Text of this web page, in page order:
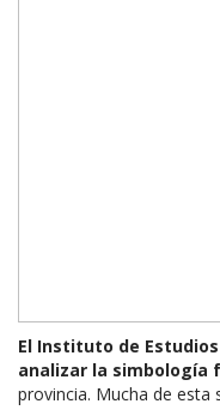
El Instituto de
analizar la simbología
provincia. Mucha de esta